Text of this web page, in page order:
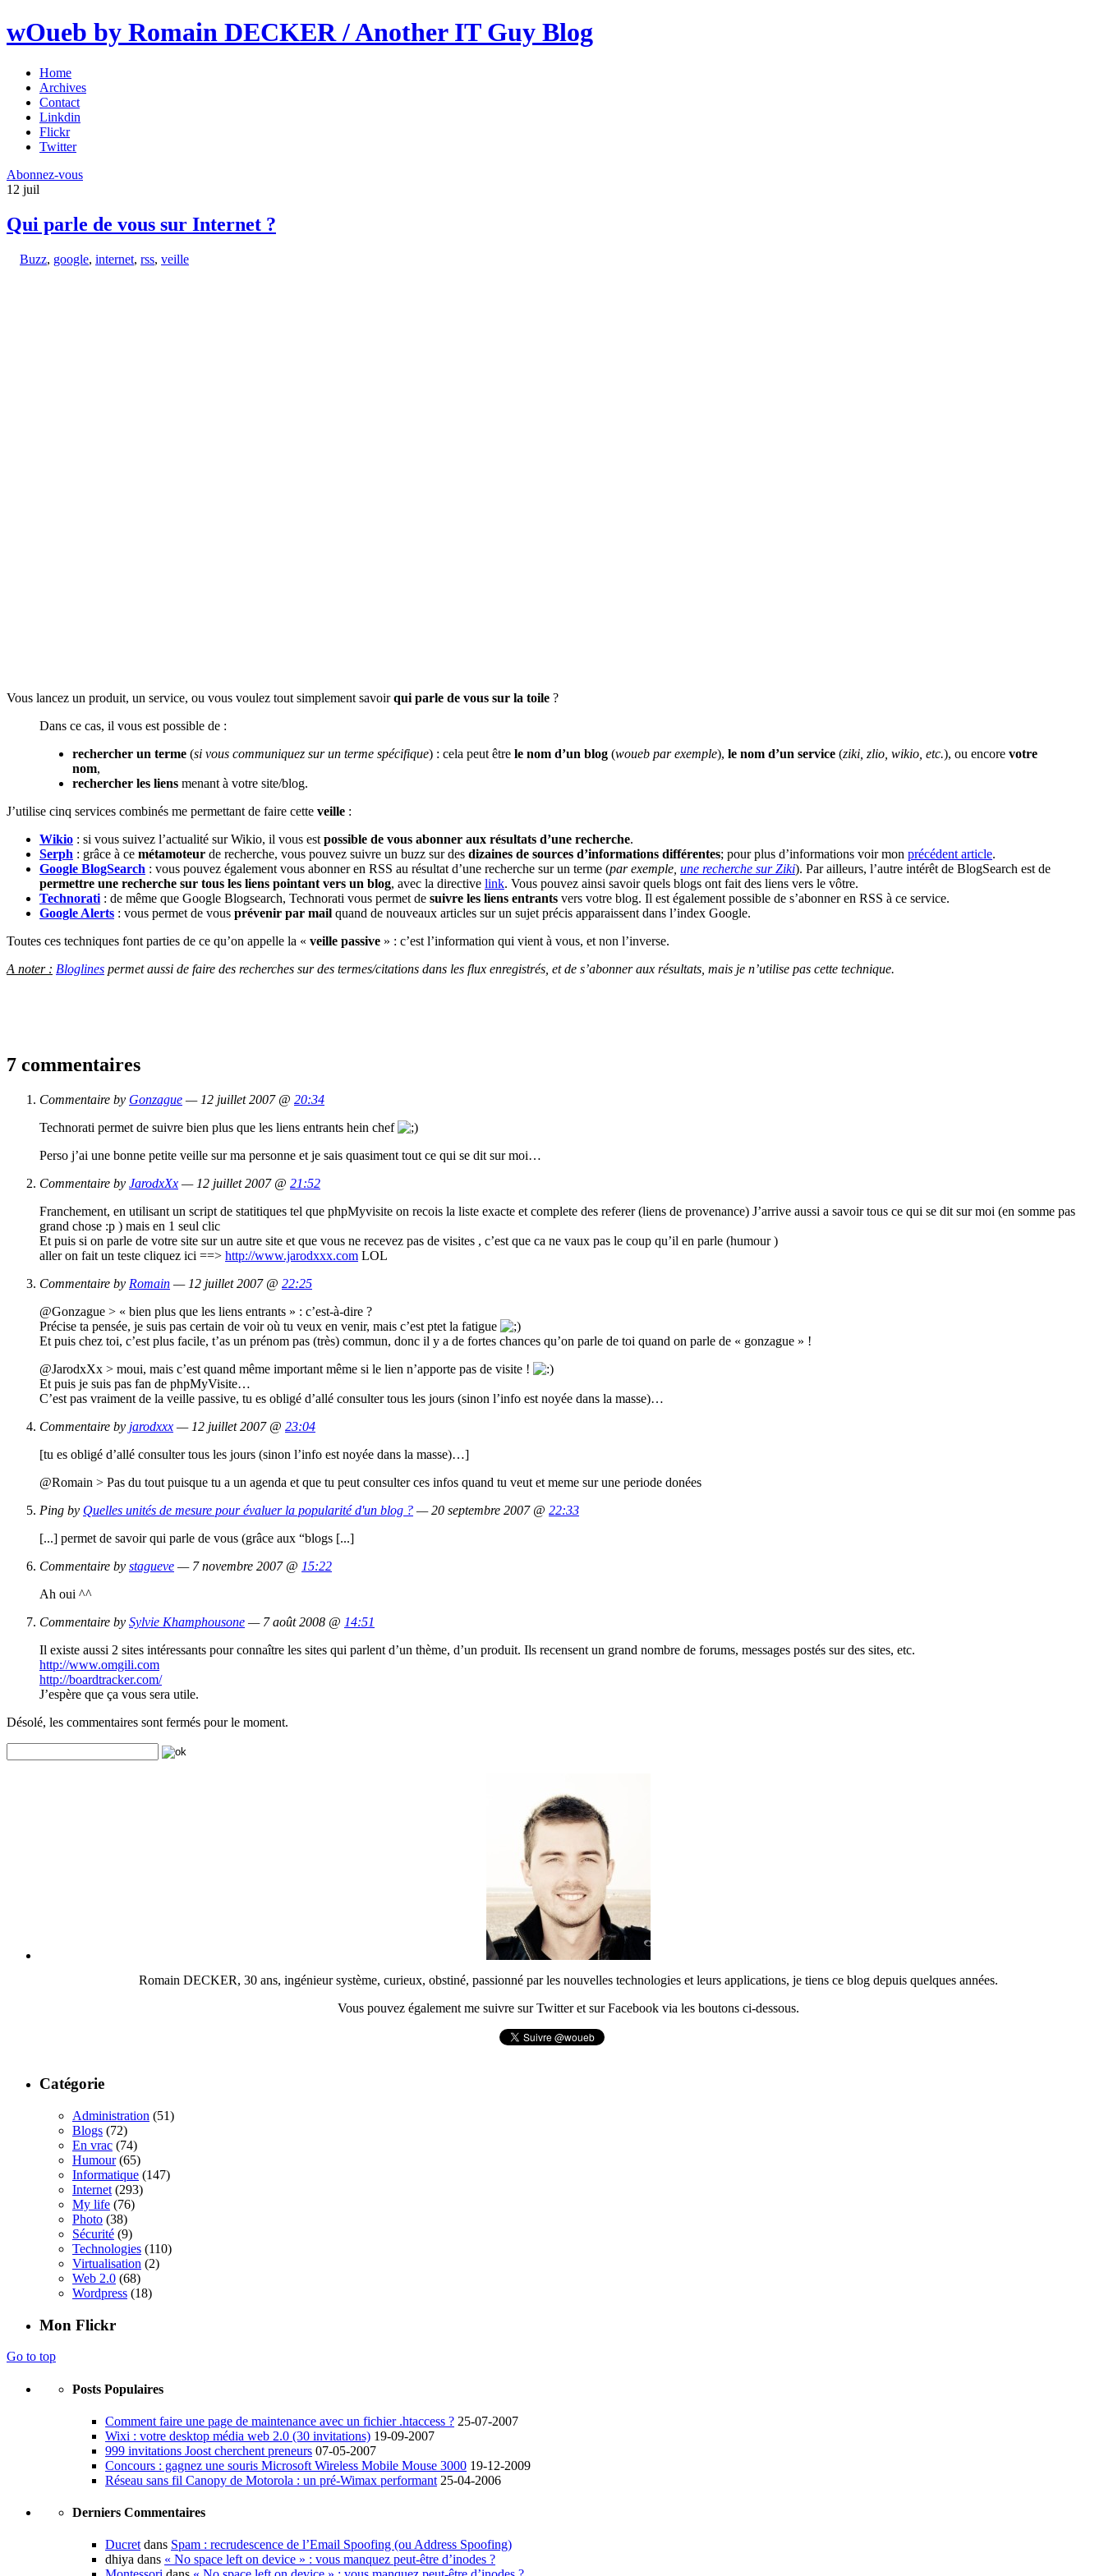
wOueb by Romain DECKER / Another IT Guy Blog
Home
Archives
Contact
Linkdin
Flickr
Twitter
Abonnez-vous
12 juil
Qui parle de vous sur Internet ?
Buzz, google, internet, rss, veille
Vous lancez un produit, un service, ou vous voulez tout simplement savoirqui parle de vous sur la toile ?
Dans ce cas, il vous est possible de :
rechercher un terme (si vous communiquez sur un terme spécifique) : cela peut être le nom d’un blog (woueb par exemple), le nom d’un service (ziki, zlio, wikio, etc.), ou encore votre
nom,
rechercher les liens menant à votre site/blog.
J’utilise cinq services combinés me permettant de faire cette veille :
Wikio : si vous suivez l’actualité sur Wikio, il vous est possible de vous abonner aux résultats d’une recherche.
Serph : grâce à ce métamoteur de recherche, vous pouvez suivre un buzz sur des dizaines de sources d’informations différentes; pour plus d’informations voir mon précédent article.
Google BlogSearch : vous pouvez également vous abonner en RSS au résultat d’une recherche sur un terme (par exemple, une recherche sur Ziki). Par ailleurs, l’autre intérêt de BlogSearch est de
permettre une recherche sur tous les liens pointant vers un blog, avec la directive link. Vous pouvez ainsi savoir quels blogs ont fait des liens vers le vôtre.
Technorati : de même que Google Blogsearch, Technorati vous permet de suivre les liens entrants vers votre blog. Il est également possible de s’abonner en RSS à ce service.
Google Alerts : vous permet de vous prévenir par mail quand de nouveaux articles sur un sujet précis apparaissent dans l’index Google.
Toutes ces techniques font parties de ce qu’on appelle la « veille passive » : c’est l’information qui vient à vous, et non l’inverse.
A noter : Bloglines permet aussi de faire des recherches sur des termes/citations dans les flux enregistrés, et de s’abonner aux résultats, mais je n’utilise pas cette technique.
7 commentaires
Commentaire by Gonzague — 12 juillet 2007 @ 20:34
Technorati permet de suivre bien plus que les liens entrants hein chef
Perso j’ai une bonne petite veille sur ma personne et je sais quasiment tout ce qui se dit sur moi…
Commentaire by JarodxXx — 12 juillet 2007 @ 21:52
Franchement, en utilisant un script de statitiques tel que phpMyvisite on recois la liste exacte et complete des referer (liens de provenance) J’arrive aussi a savoir tous ce qui se dit sur moi (en somme pas
grand chose :p ) mais en 1 seul clic
Et puis si on parle de votre site sur un autre site et que vous ne recevez pas de visites , c’est que ca ne vaux pas le coup qu’il en parle (humour )
aller on fait un teste cliquez ici ==> http://www.jarodxxx.com LOL
Commentaire by Romain — 12 juillet 2007 @ 22:25
@Gonzague > « bien plus que les liens entrants » : c’est-à-dire ?
Précise ta pensée, je suis pas certain de voir où tu veux en venir, mais c’est ptet la fatigue
Et puis chez toi, c’est plus facile, t’as un prénom pas (très) commun, donc il y a de fortes chances qu’on parle de toi quand on parle de « gonzague » !
@JarodxXx > moui, mais c’est quand même important même si le lien n’apporte pas de visite !
Et puis je suis pas fan de phpMyVisite…
C’est pas vraiment de la veille passive, tu es obligé d’allé consulter tous les jours (sinon l’info est noyée dans la masse)…
Commentaire by jarodxxx — 12 juillet 2007 @ 23:04
[tu es obligé d’allé consulter tous les jours (sinon l’info est noyée dans la masse)…]
@Romain > Pas du tout puisque tu a un agenda et que tu peut consulter ces infos quand tu veut et meme sur une periode donées
Ping by Quelles unités de mesure pour évaluer la popularité d'un blog ? — 20 septembre 2007 @ 22:33
[...] permet de savoir qui parle de vous (grâce aux “blogs [...]
Commentaire by stagueve — 7 novembre 2007 @ 15:22
Ah oui ^^
Commentaire by Sylvie Khamphousone — 7 août 2008 @ 14:51
Il existe aussi 2 sites intéressants pour connaître les sites qui parlent d’un thème, d’un produit. Ils recensent un grand nombre de forums, messages postés sur des sites, etc.
http://www.omgili.com
http://boardtracker.com/
J’espère que ça vous sera utile.
Désolé, les commentaires sont fermés pour le moment.
Romain DECKER, 30 ans, ingénieur système, curieux, obstiné, passionné par les nouvelles technologies et leurs applications, je tiens ce blog depuis quelques années.
Vous pouvez également me suivre sur Twitter et sur Facebook via les boutons ci-dessous.
Catégorie
Administration (51)
Blogs (72)
En vrac (74)
Humour(65)
Informatique (147)
Internet (293)
My life (76)
Photo (38)
Sécurité (9)
Technologies (110)
Virtualisation (2)
Web 2.0 (68)
Wordpress (18)
Mon Flickr
Go to top
Posts Populaires
Comment faire une page de maintenance avec un fichier .htaccess ? 25-07-2007
Wixi : votre desktop média web 2.0 (30 invitations) 19-09-2007
999 invitations Joost cherchent preneurs 07-05-2007
Concours : gagnez une souris Microsoft Wireless Mobile Mouse 3000 19-12-2009
Réseau sans fil Canopy de Motorola : un pré-Wimax performant 25-04-2006
Derniers Commentaires
Ducretdans Spam : recrudescence de l’Email Spoofing (ou Address Spoofing)
dhiya dans « No space left on device » : vous manquez peut-être d’inodes ?